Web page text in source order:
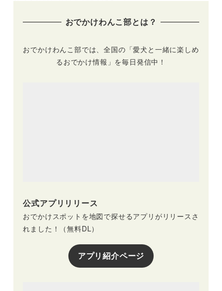
ィレッジ/カインズ昭おでかけわんこ部とは？
おでかけわんこ部では、全国の「愛犬と一緒に楽しめ
るおでかけ情報」を毎日発信中！
公式アプリリリース
おでかけスポットを地図で探せるアプリがリリースさ
れました！（無料DL）
アプリ紹介ページ